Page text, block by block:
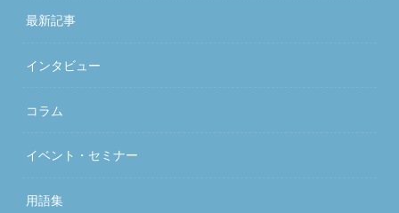
最新記事
インタビュー
コラム
イベント・セミナー
用語集